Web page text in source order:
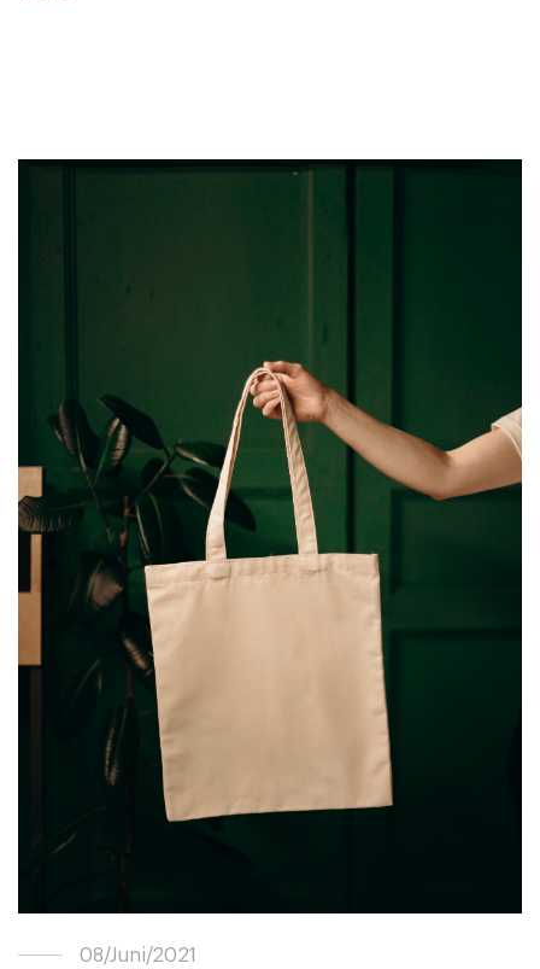
08/Juni/2021